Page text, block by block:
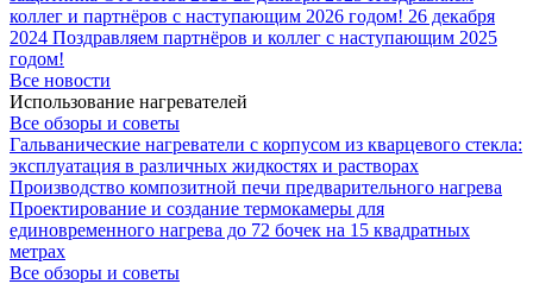
коллег и партнёров с наступающим 2026 годом! 26 декабря
2024 Поздравляем партнёров и коллег с наступающим 2025
годом!
Все новости
Использование нагревателей
Все обзоры и советы
Гальванические нагреватели с корпусом из кварцевого стекла:
эксплуатация в различных жидкостях и растворах
Производство композитной печи предварительного нагрева
Проектирование и создание термокамеры для
единовременного нагрева до 72 бочек на 15 квадратных
метрах
Все обзоры и советы